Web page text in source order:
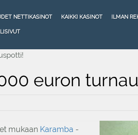
NETTIKASINOT KAIKKI KASINOT ILMAN
euron
mukaan Karamba -